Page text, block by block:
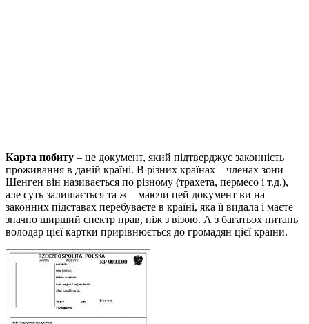
Карта побиту – це документ, який підтверджує законність
проживання в даній країні. В різних країнах – членах зони
Шенген він називається по різному (трахета, пермесо і т.д.),
але суть залишається та ж – маючи цей документ ви на
законних підставах перебуваєте в країні, яка її видала і маєте
значно ширший спектр прав, ніж з візою. А з багатьох питань
володар цієї картки прирівнюється до громадян цієї країни.